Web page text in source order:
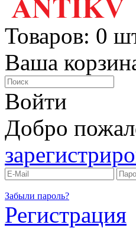
Товаров: 0
Ваша
Войти
Добро
Забыли пароль?
Регистрация